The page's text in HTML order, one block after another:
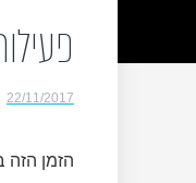
22/11/2017